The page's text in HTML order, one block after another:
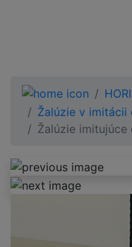
Žalúzie v imitácii
Žalúzie imitujúce